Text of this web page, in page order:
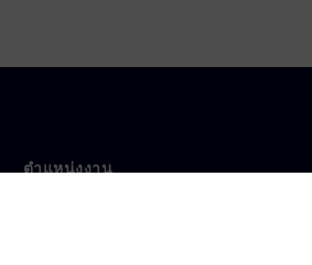
ตำแหน่งงาน